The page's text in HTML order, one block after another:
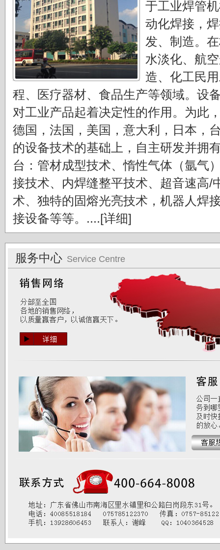
于工业焊管
动化焊接，
发、制造。
水淡化、航
造、化工民
程、医疗器材、食品生产等领域。设
对工业产品起着决定性的作用。为此
德国，法国，美国，意大利，日本，
的设备技术的基础上，自主研发并拥
台：管材成型技术、惰性气体（氩气
接技术、内焊缝整平技术、超音速高/
术、独特的固熔光亮技术，机器人焊
接设备等等。.... [详细]
服务中心 Service Centre